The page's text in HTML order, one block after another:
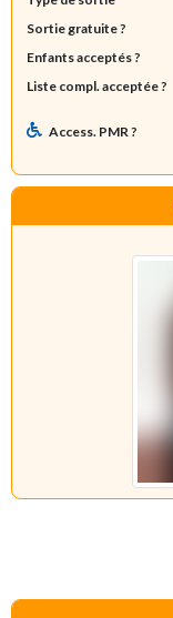
Sortie gratuite ?
Enfants acceptés ?
Liste compl. acceptée ?
Access. PMR ?